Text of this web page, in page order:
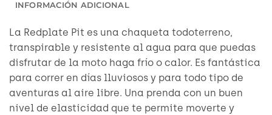
INFORMACIÓN ADICIONAL
La Redplate Pit es una chaqueta todoterreno,
transpirable y resistente al agua para que puedas
disfrutar de la moto haga frío o calor. Es fantástica
para correr en días lluviosos y para todo tipo de
aventuras al aire libre. Una prenda con un buen
nivel de elasticidad que te permite moverte y